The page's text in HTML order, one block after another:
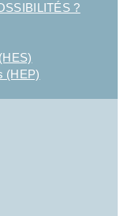
?
(HEP)